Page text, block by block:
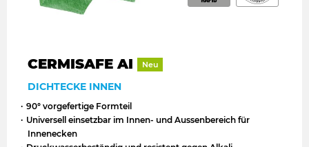
CERMISAFE AI Neu
DICHTECKE INNEN
90° vorgefertige Formteil
Universell einsetzbar im Innen- und Aussenbereich für
Innenecken